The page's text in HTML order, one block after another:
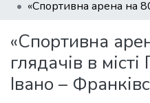
«Спортивна
глядачів в
Івано –